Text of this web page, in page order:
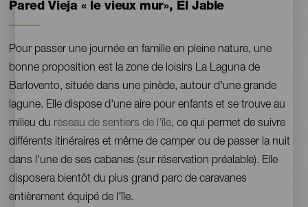
Pared Vieja « le vieux mur», El Jable
Pour passer une journée en famille en pleine nature, une
bonne proposition est la zone de loisirs La Laguna de
Barlovento, située dans une pinède, autour d'une grande
lagune. Elle dispose d'une aire pour enfants et se trouve au
milieu du réseau de sentiers de l'île, ce qui permet de suivre
différents itinéraires et même de camper ou de passer la nuit
dans l'une de ses cabanes (sur réservation préalable). Elle
disposera bientôt du plus grand parc de caravanes
entièrement équipé de l'île.